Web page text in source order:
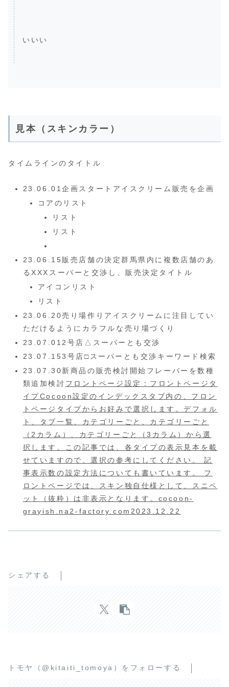
いいい
見本（スキンカラー）
タイムラインのタイトル
23.06.01企画スタートアイスクリーム販売を企画
コアのリスト
リスト
リスト
23.06.15販売店舗の決定群馬県内に複数店舗のあ
るXXXスーパーと交渉し、販売決定タイトル
アイコンリスト
リスト
23.06.20売り場作りアイスクリームに注目してい
ただけるようにカラフルな売り場づくり
23.07.012号店△スーパーとも交渉
23.07.153号店□スーパーとも交渉キーワード検索
23.07.30新商品の販売検討開始フレーバーを数種
類追加検討 フロントページ設定：フロントページタ
イプCocoon設定のインデックスタブ内の、フロン
トページタイプからお好みで選択します。デフォル
ト、タブ一覧、カテゴリーごと、カテゴリーごと
（2カラム）、カテゴリーごと（3カラム）から選
択します。この記事では、各タイプの表示見本を載
せていますので、選択の参考にしてください。 記
事表示数の設定方法についても書いています。 フ
ロントページでは、スキン独自仕様として、スニペ
ット（抜粋）は非表示となります。 cocoon-
grayish.na2-factory.com 2023.12.22
シェアする
トモヤ（@kitaiti_tomoya）をフォローする